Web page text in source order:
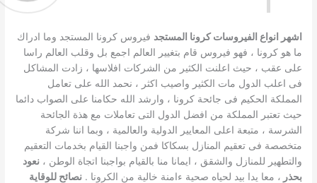
اشهر انواع الفيروسات كرونا المستجد فيروس كرونا المستجد وما ادراك
ما هو كرونا ، فهو فيروس قام بتغيير العالم اجمع بل وقلب العالم راسا
على عقب ، حيث اعلنت الكثير من الشركات افلاسها ، زادت المشاكل
فى اعلب الدول مات الكثير واصيب اكثر ، نحمد الله على تعامل
المملكة الحكيم فى جائحة كرونا ، وارشد الله حكامنا على الصواب دائما
حيث تعتبر المملكة من افضل الدول التى تعاملات مع هذة الجائحة
الشرسة ، متبعة اعلى المعايير الدولية والعالمية ، وبما اننا شركة
متخصصة فى تعقيم المنازل بسكاكا فمن واجبنا القيام بخدمات التعقيم
والتطهير للمنازل والشقق ، ايمانا منا بالقيام بواجبنا اتجاة الوطن ،نعود
بحذر ، معا يدا بيد لحياه صحية ءامنة خالية من الكرونا .نصائح للوقاية